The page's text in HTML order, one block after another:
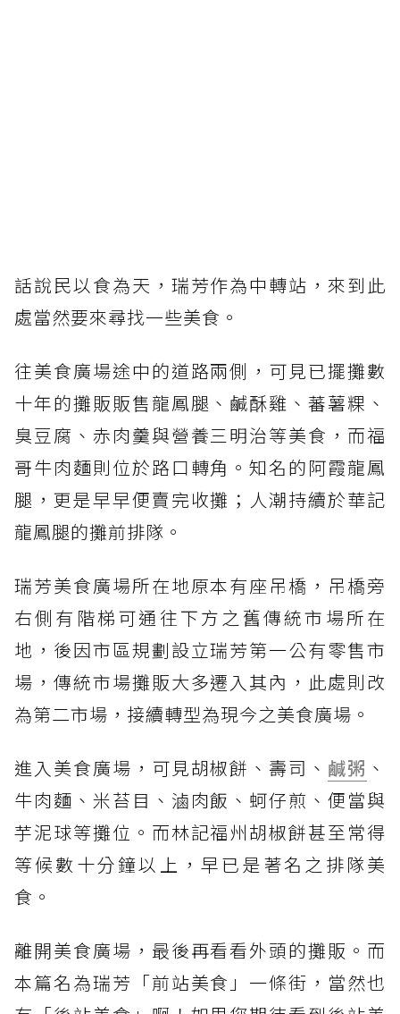
話說民以食為天，瑞芳作為中轉站，來到此
處當然要來尋找一些美食。
往美食廣場途中的道路兩側，可見已擺攤數
十年的攤販販售龍鳳腿、鹹酥雞、蕃薯粿、
臭豆腐、赤肉羹與營養三明治等美食，而福
哥牛肉麵則位於路口轉角。知名的阿霞龍鳳
腿，更是早早便賣完收攤；人潮持續於華記
龍鳳腿的攤前排隊。
瑞芳美食廣場所在地原本有座吊橋，吊橋旁
右側有階梯可通往下方之舊傳統市場所在
地，後因市區規劃設立瑞芳第一公有零售市
場，傳統市場攤販大多遷入其內，此處則改
為第二市場，接續轉型為現今之美食廣場。
進入美食廣場，可見胡椒餅、壽司、 鹹粥 、
牛肉麵、米苔目、滷肉飯、蚵仔煎、便當與
芋泥球等攤位。而林記福州胡椒餅甚至常得
等候數十分鐘以上，早已是著名之排隊美
食。
離開美食廣場，最後再看看外頭的攤販。而
本篇名為瑞芳「前站美食」一條街，當然也